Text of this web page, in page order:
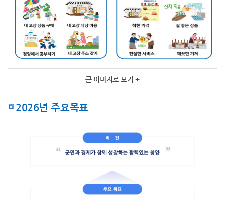
큰 이미지로 보기 +
2026년 주요목표